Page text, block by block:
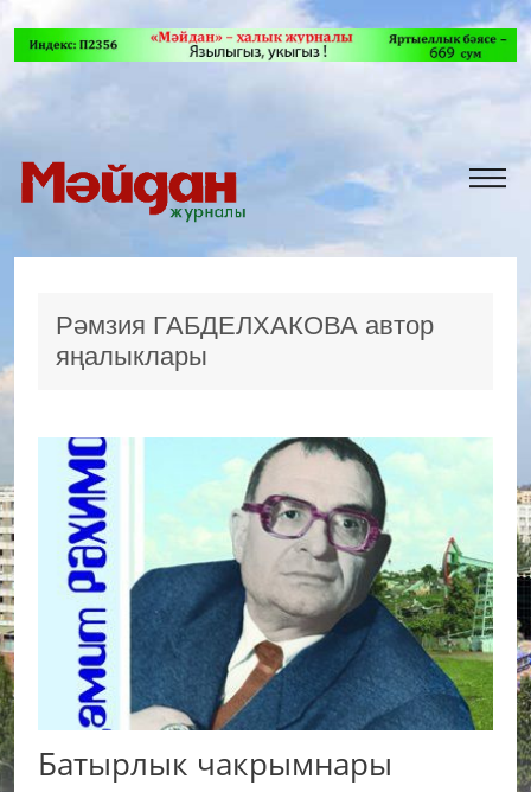
Рәмзия ГАБДЕЛХАКОВА автор
яңалыклары
Ба­тыр­лык чак­рым­на­ры